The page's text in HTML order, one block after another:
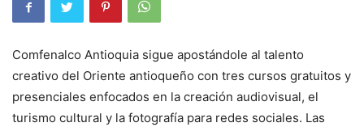
Comfenalco Antioquia sigue apostándole al talento
creativo del Oriente antioqueño con tres cursos gratuitos y
presenciales enfocados en la creación audiovisual, el
turismo cultural y la fotografía para redes sociales. Las